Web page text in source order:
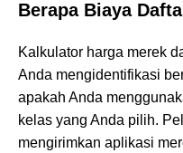
Berapa Biaya
Kalkulator harga merek
Anda mengidentifikasi
apakah Anda
kelas yang Anda pilih.
mengirimkan aplikasi